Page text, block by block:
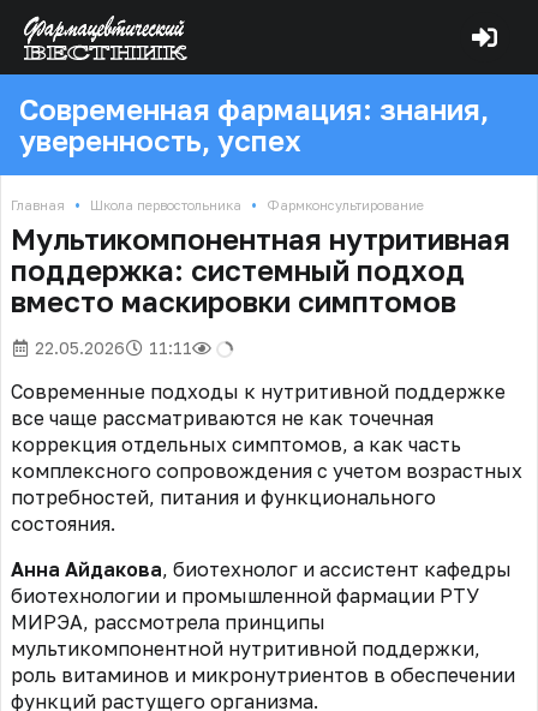
Современная фармация: знания,
уверенность, успех
Главная • Школа первостольника • Фармконсультирование
Мультикомпонентная нутритивная
поддержка: системный подход
вместо маскировки симптомов
22.05.2026 11:11
Современные подходы к нутритивной поддержке
все чаще рассматриваются не как точечная
коррекция отдельных симптомов, а как часть
комплексного сопровождения с учетом возрастных
потребностей, питания и функционального
состояния.
Анна Айдакова, биотехнолог и ассистент кафедры
биотехнологии и промышленной фармации РТУ
МИРЭА, рассмотрела принципы
мультикомпонентной нутритивной поддержки,
роль витаминов и микронутриентов в обеспечении
функций растущего организма.